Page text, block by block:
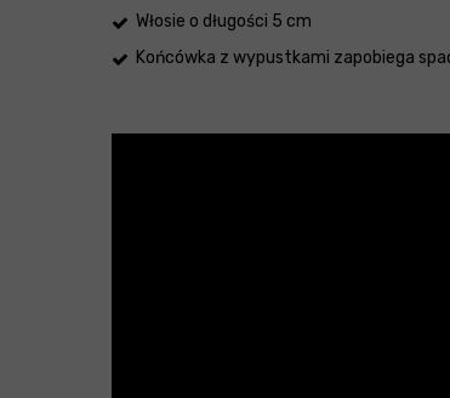
Włosie o długości 5 cm
Końcówka z wypustkami zapobiega